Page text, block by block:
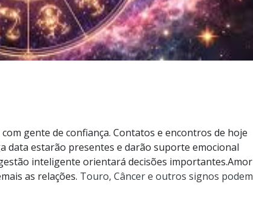
gente de confiança. Contatos e encontros de hoje
data estarão presentes e darão suporte emocional
inteligente orientará decisões importantes.Amor
as relações. Touro, Câncer e outros signos podem